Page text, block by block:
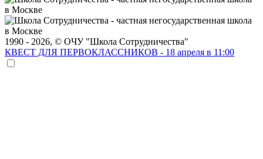
1990 - 2026, © ОЧУ "Школа Сотрудничества"
КВЕСТ ДЛЯ ПЕРВОКЛАССНИКОВ - 18 апреля в 11:00